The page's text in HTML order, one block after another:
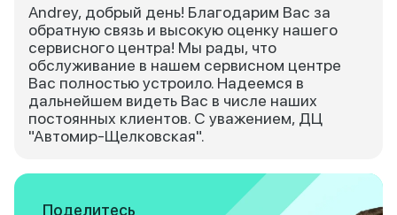
Andrey, добрый день! Благодарим Вас за
обратную связь и высокую оценку нашего
сервисного центра! Мы рады, что
обслуживание в нашем сервисном центре
Вас полностью устроило. Надеемся в
дальнейшем видеть Вас в числе наших
постоянных клиентов. С уважением, ДЦ
"Автомир-Щелковская".
Поделитесь